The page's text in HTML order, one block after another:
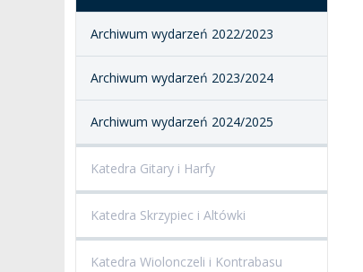
DOM STUDENCKI
Archiwum wydarzeń 2022/2023
Archiwum wydarzeń 2023/2024
Archiwum wydarzeń 2024/2025
Katedra Gitary i Harfy
Katedra Skrzypiec i Altówki
Katedra Wiolonczeli i Kontrabasu